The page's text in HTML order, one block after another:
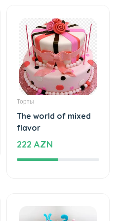
Торты
The world of mixed
flavor
222 AZN